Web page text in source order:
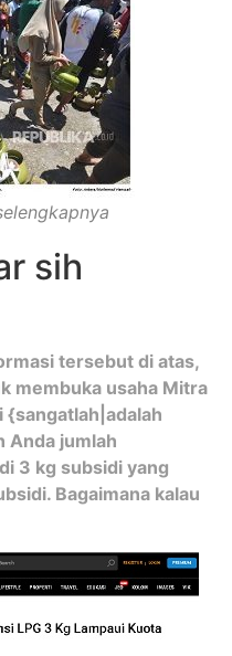
sih
tersebut di atas,
membuka usaha Mitra
{sangatlah|adalah
Anda jumlah
3 kg subsidi yang
Bagaimana kalau